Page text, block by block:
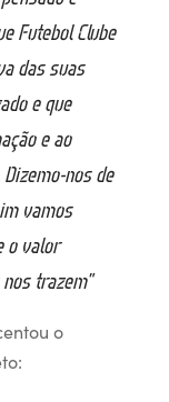
Futebol Clube
das suas
e que
e ao
nos de
vamos
o valor
trazem”
o